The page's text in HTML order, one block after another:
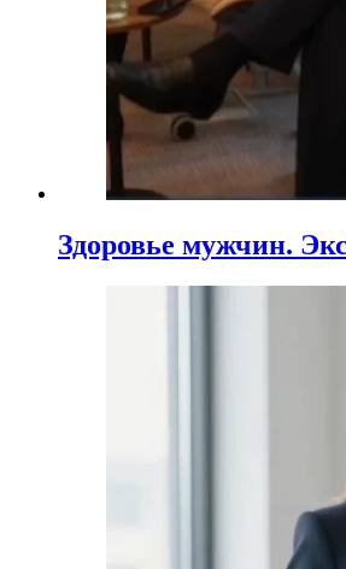
Здоровье мужчин.